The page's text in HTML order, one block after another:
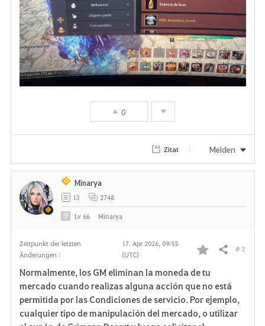
0
Zitat Melden
Zeitpunkt der letzten
Änderungen :
17. Apr 2026, 09:55
(UTC)
F
a
v
Teilen # 2
Normalmente, los GM eliminan la moneda de tu
mercado cuando realizas alguna acción que no está
permitida por las Condiciones de servicio. Por ejemplo,
cualquier tipo de manipulación del mercado, o utilizar
Minarya
13 2748
Lv 66 Minarya